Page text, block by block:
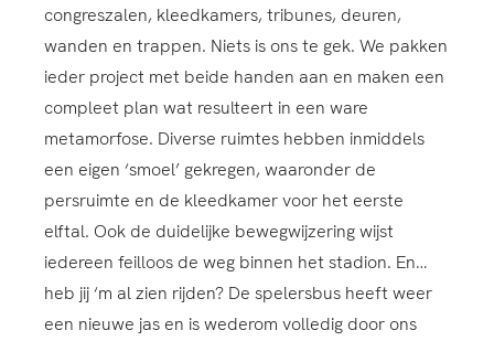
congreszalen, kleedkamers, tribunes, deuren,
wanden en trappen. Niets is ons te gek. We pakken
ieder project met beide handen aan en maken een
compleet plan wat resulteert in een ware
metamorfose. Diverse ruimtes hebben inmiddels
een eigen ‘smoel’ gekregen, waaronder de
persruimte en de kleedkamer voor het eerste
elftal. Ook de duidelijke bewegwijzering wijst
iedereen feilloos de weg binnen het stadion. En…
heb jij ‘m al zien rijden? De spelersbus heeft weer
een nieuwe jas en is wederom volledig door ons